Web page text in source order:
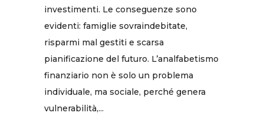
investimenti. Le conseguenze sono
evidenti: famiglie sovraindebitate,
risparmi mal gestiti e scarsa
pianificazione del futuro. L’analfabetismo
finanziario non è solo un problema
individuale, ma sociale, perché genera
vulnerabilità,...